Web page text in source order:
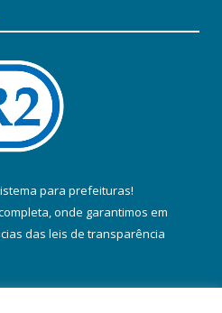
para prefeituras!
onde garantimos em
das leis de transparência